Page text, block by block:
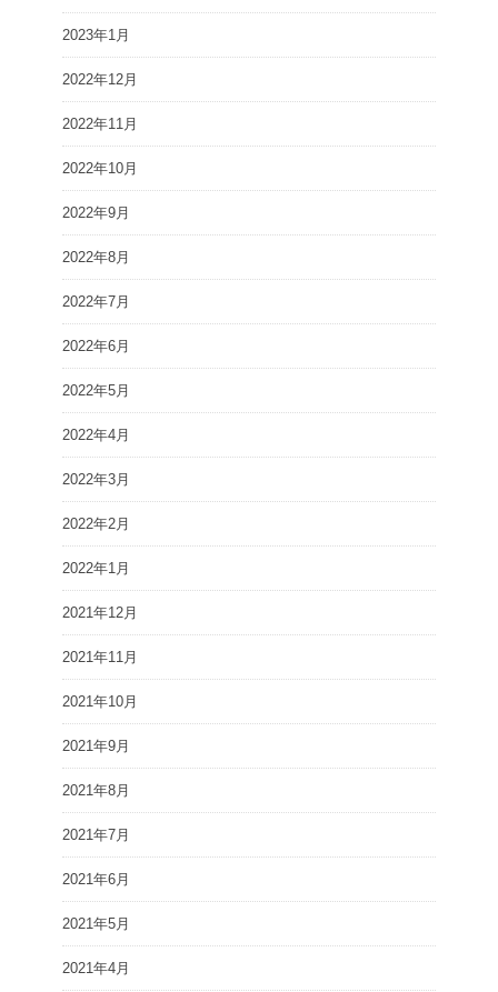
2023年1月
2022年12月
2022年11月
2022年10月
2022年9月
2022年8月
2022年7月
2022年6月
2022年5月
2022年4月
2022年3月
2022年2月
2022年1月
2021年12月
2021年11月
2021年10月
2021年9月
2021年8月
2021年7月
2021年6月
2021年5月
2021年4月